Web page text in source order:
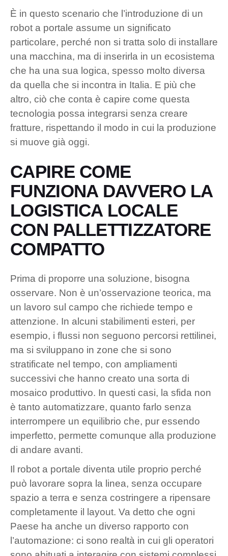
È in questo scenario che l’introduzione di un
robot a portale assume un significato
particolare, perché non si tratta solo di installare
una macchina, ma di inserirla in un ecosistema
che ha una sua logica, spesso molto diversa
da quella che si incontra in Italia. E più che
altro, ciò che conta è capire come questa
tecnologia possa integrarsi senza creare
fratture, rispettando il modo in cui la produzione
si muove già oggi.
CAPIRE COME
FUNZIONA DAVVERO LA
LOGISTICA LOCALE
CON PALLETTIZZATORE
COMPATTO
Prima di proporre una soluzione, bisogna
osservare. Non è un’osservazione teorica, ma
un lavoro sul campo che richiede tempo e
attenzione. In alcuni stabilimenti esteri, per
esempio, i flussi non seguono percorsi rettilinei,
ma si sviluppano in zone che si sono
stratificate nel tempo, con ampliamenti
successivi che hanno creato una sorta di
mosaico produttivo. In questi casi, la sfida non
è tanto automatizzare, quanto farlo senza
interrompere un equilibrio che, pur essendo
imperfetto, permette comunque alla produzione
di andare avanti.
Il robot a portale diventa utile proprio perché
può lavorare sopra la linea, senza occupare
spazio a terra e senza costringere a ripensare
completamente il layout. Va detto che ogni
Paese ha anche un diverso rapporto con
l’automazione: ci sono realtà in cui gli operatori